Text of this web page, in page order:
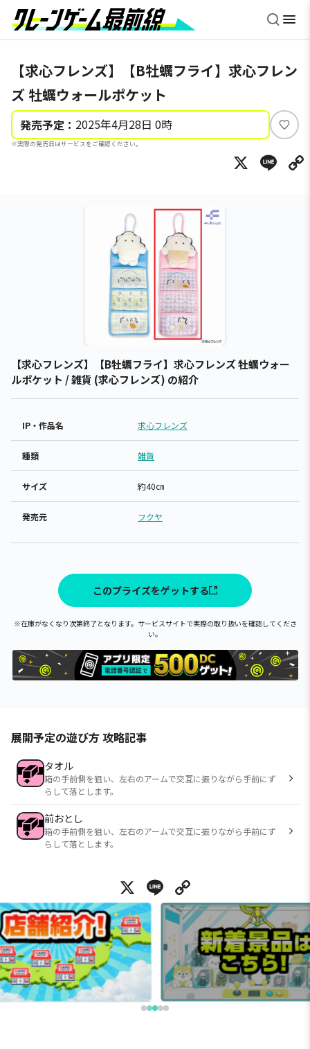
【求心フレンズ】【B牡蠣フライ】求心フレン
ズ 牡蠣ウォールポケット
発売予定： 2025年4月28日 0時
※実際の発売日はサービスをご確認ください。
い
ね
X
【求心フレンズ】【B牡蠣フライ】求心フレンズ 牡蠣ウォー
ルポケット / 雑貨 (求心フレンズ) の紹介
IP・作品名 求心フレンズ
種類 雑貨
サイズ 約40㎝
発売元 フクヤ
このプライズをゲットする
※在庫がなくなり次第終了となります。サービスサイトで実際の取り扱いを確認してくださ
い。
展開予定の遊び方 攻略記事
タオル
箱の手前側を狙い、左右のアームで交互に振りながら手前にず
らして落とします。
前おとし
箱の手前側を狙い、左右のアームで交互に振りながら手前にず
らして落とします。
X Line